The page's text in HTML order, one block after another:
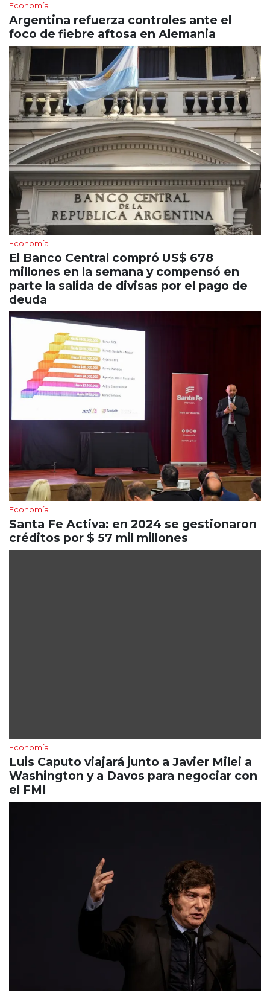
Economía
Argentina refuerza controles ante el
foco de fiebre aftosa en Alemania
Economía
El Banco Central compró US$ 678
millones en la semana y compensó en
parte la salida de divisas por el pago de
deuda
Economía
Santa Fe Activa: en 2024 se gestionaron
créditos por $ 57 mil millones
Economía
Luis Caputo viajará junto a Javier Milei a
Washington y a Davos para negociar con
el FMI